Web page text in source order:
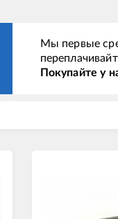
Мы первые
Покупайте у